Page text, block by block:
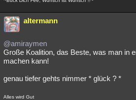
altermann
@amiraymen
Große Koalition, das Beste, was man in
machen kann!
genau tiefer gehts nimmer * glück ? *
Alles wird Gut